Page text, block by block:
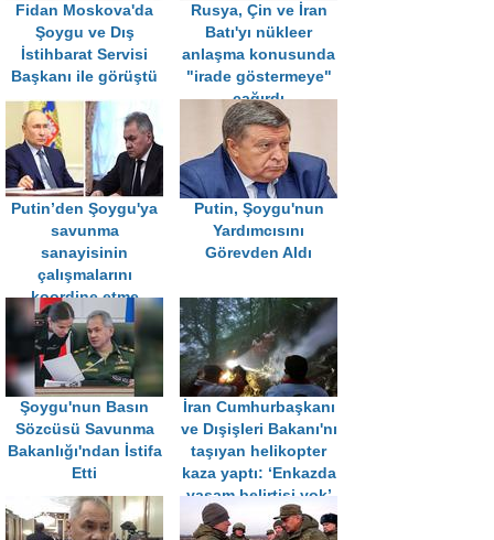
Fidan Moskova'da
Şoygu ve Dış
İstihbarat Servisi
Başkanı ile görüştü
Rusya, Çin ve İran
Batı'yı nükleer
anlaşma konusunda
"irade göstermeye"
çağırdı
Putin’den Şoygu'ya
savunma
sanayisinin
çalışmalarını
koordine etme
talimatı
Putin, Şoygu'nun
Yardımcısını
Görevden Aldı
Şoygu'nun Basın
Sözcüsü Savunma
Bakanlığı'ndan İstifa
Etti
İran Cumhurbaşkanı
ve Dışişleri Bakanı'nı
taşıyan helikopter
kaza yaptı: ‘Enkazda
yaşam belirtisi yok’